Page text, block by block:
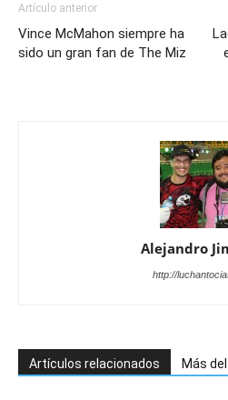
Artículo anterior
Vince McMahon siempre ha
sido un gran fan de The Miz
Alejandro
http://
Artículos relacionados Más